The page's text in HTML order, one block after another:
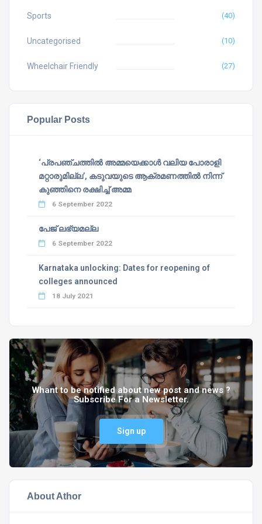
Sports (40)
Uncategorised (10)
Wheelchair Friendly (27)
Popular Posts
‘പ്രപഞ്ചത്തില്‍ അമ്മയെക്കാള്‍ വലിയ പോരാളി
മറ്റാരുമില്ല’, കടുവയുടെ ആക്രമണത്തില്‍ നിന്ന്
കുഞ്ഞിനെ രക്ഷിച്ച് അമ്മ
6 September 2022
പേജ് ലഭ്യമല്ല
6 September 2022
Karnataka unlocking: Dates for reopening of
colleges announced
18 July 2021
Whant to be notified about new post and news ?
Subscribe For a Newsletter.
Sign up
About Athor